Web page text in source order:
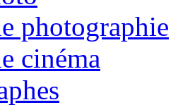
photographie
cinéma